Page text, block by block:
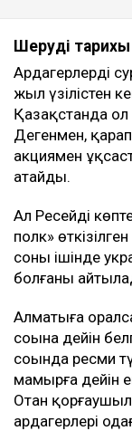
Шерудің тарихы
Ардагерлердің
жыл үзілістен
Қазақстанда
Дегенмен,
акциямен
атайды.
Ал Ресейдің
полк»
соның ішінде
болғаны
Алматыға
соңына дейін
соңында ресми
мамырға дейін
Отан
ардагерлері